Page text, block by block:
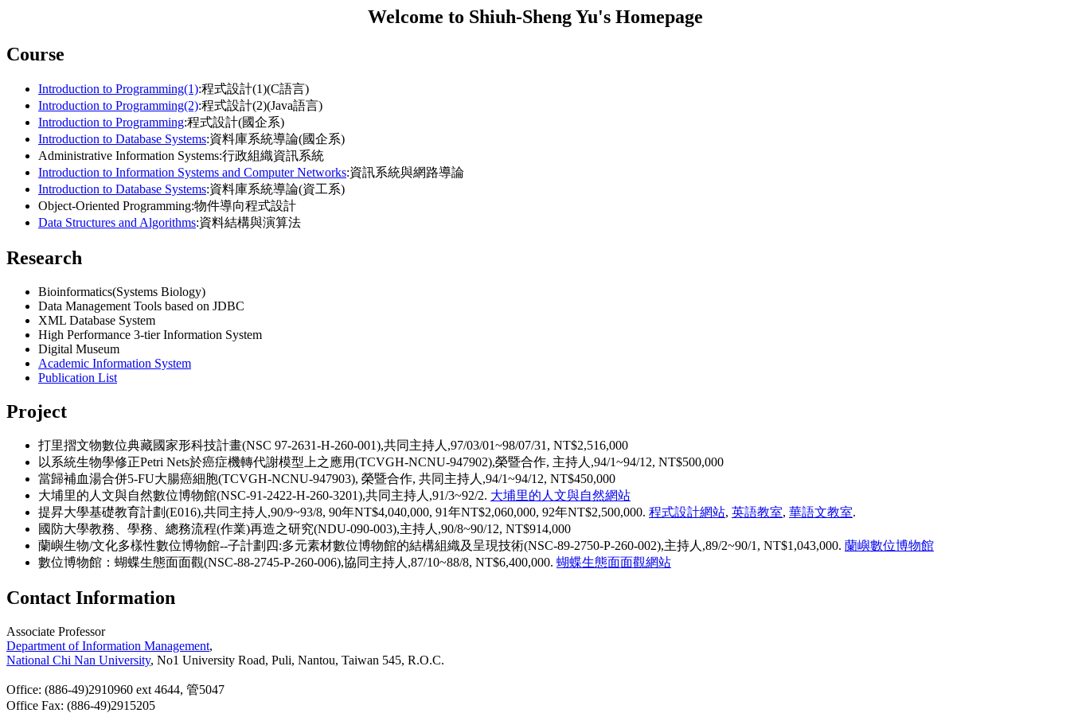
Welcome to Shiuh-Sheng Yu's Homepage
Course
Introduction to Programming(1):程式設計(1)(C語言)
Introduction to Programming(2):程式設計(2)(Java語言)
Introduction to Programming:程式設計(國企系)
Introduction to Database Systems:資料庫系統導論(國企系)
Administrative Information Systems:行政組織資訊系統
Introduction to Information Systems and Computer Networks:資訊系統與網路導論
Introduction to Database Systems:資料庫系統導論(資工系)
Object-Oriented Programming:物件導向程式設計
Data Structures and Algorithms:資料結構與演算法
Research
Bioinformatics(Systems Biology)
Data Management Tools based on JDBC
XML Database System
High Performance 3-tier Information System
Digital Museum
Academic Information System
Publication List
Project
打里摺文物數位典藏國家形科技計畫(NSC 97-2631-H-260-001),共同主持人,97/03/01~98/07/31, NT$2,516,000
以系統生物學修正Petri Nets於癌症機轉代謝模型上之應用(TCVGH-NCNU-947902),榮暨合作, 主持人,94/1~94/12, NT$500,000
當歸補血湯合併5-FU大腸癌細胞(TCVGH-NCNU-947903), 榮暨合作, 共同主持人,94/1~94/12, NT$450,000
大埔里的人文與自然數位博物館(NSC-91-2422-H-260-3201),共同主持人,91/3~92/2. 大埔里的人文與自然網站
提昇大學基礎教育計劃(E016),共同主持人,90/9~93/8, 90年NT$4,040,000, 91年NT$2,060,000, 92年NT$2,500,000. 程式設計網站, 英語教室, 華語文教室.
國防大學教務、學務、總務流程(作業)再造之研究(NDU-090-003),主持人,90/8~90/12, NT$914,000
蘭嶼生物/文化多樣性數位博物館--子計劃四:多元素材數位博物館的結構組織及呈現技術(NSC-89-2750-P-260-002),主持人,89/2~90/1, NT$1,043,000. 蘭嶼數位博物館
數位博物館：蝴蝶生態面面觀(NSC-88-2745-P-260-006),協同主持人,87/10~88/8, NT$6,400,000. 蝴蝶生態面面觀網站
Contact Information
Associate Professor
Department of Information Management,
National Chi Nan University, No1 University Road, Puli, Nantou, Taiwan 545, R.O.C.
Office: (886-49)2910960 ext 4644, 管5047
Office Fax: (886-49)2915205